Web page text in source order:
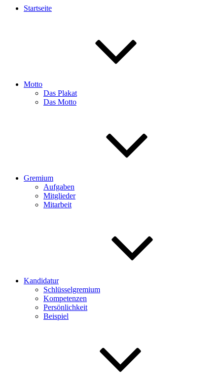
Startseite
Motto
Das Plakat
Das Motto
Gremium
Aufgaben
Mitglieder
Mitarbeit
Kandidatur
Schlüsselgremium
Kompetenzen
Persönlichkeit
Beispiel